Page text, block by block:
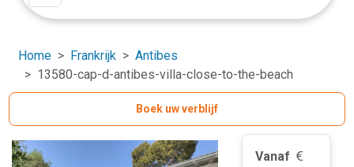
Home Frankrijk
Antibes
13580-cap-d-antibes-villa-close-to-the-beach
Boek uw verblijf
Vanaf